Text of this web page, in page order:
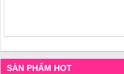
SẢN PHẨM HOT